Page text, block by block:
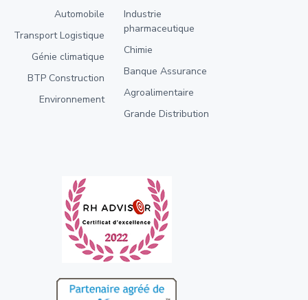
Automobile
Transport Logistique
Génie climatique
BTP Construction
Environnement
Industrie
pharmaceutique
Chimie
Banque Assurance
Agroalimentaire
Grande Distribution